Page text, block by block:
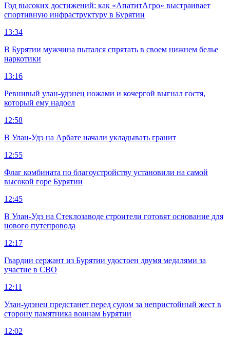
Год высоких достижений: как «АпатитАгро» выстраивает
спортивную инфраструктуру в Бурятии
13:34
В Бурятии мужчина пытался спрятать в своем нижнем белье
наркотики
13:16
Ревнивый улан-удэнец ножами и кочергой выгнал гостя,
который ему надоел
12:58
В Улан-Удэ на Арбате начали укладывать гранит
12:55
Флаг комбината по благоустройству установили на самой
высокой горе Бурятии
12:45
В Улан-Удэ на Стеклозаводе строители готовят основание для
нового путепровода
12:17
Гвардии сержант из Бурятии удостоен двумя медалями за
участие в СВО
12:11
Улан-удэнец предстанет перед судом за непристойный жест в
сторону памятника воинам Бурятии
12:02